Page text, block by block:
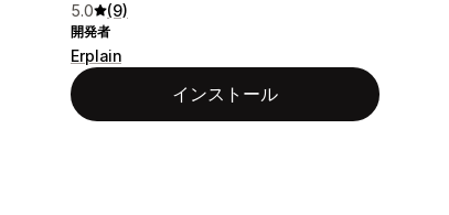
5.0 (9)
開発者
Erplain
インストール